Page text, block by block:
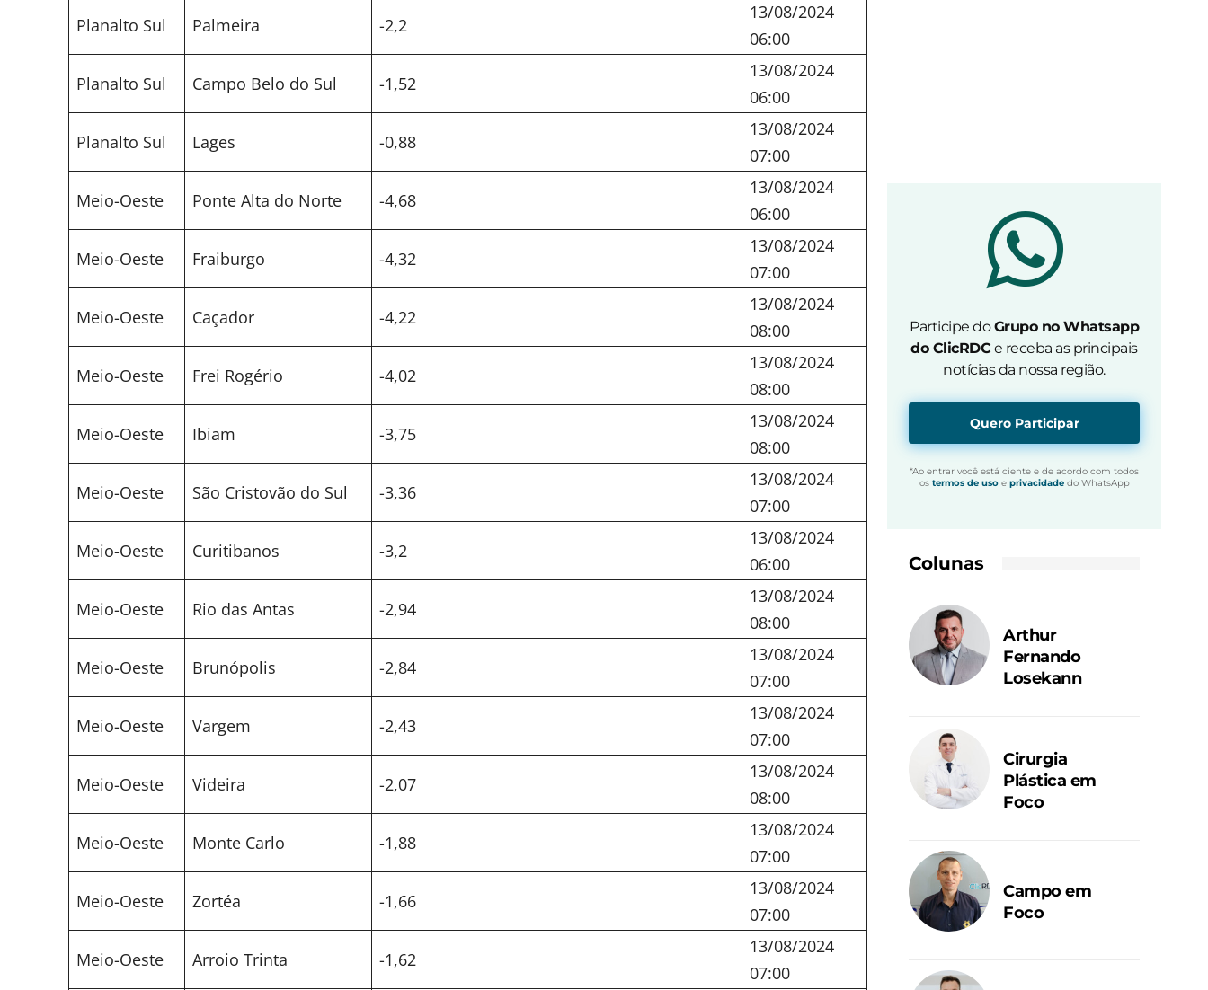
Planalto Sul Palmeira -2,2
13/08/2024
06:00
Planalto Sul Campo Belo do Sul -1,52
13/08/2024
06:00
Planalto Sul Lages -0,88
13/08/2024
07:00
Meio-Oeste Ponte Alta do Norte -4,68
13/08/2024
06:00
Meio-Oeste Fraiburgo -4,32
13/08/2024
07:00
Meio-Oeste Caçador -4,22
13/08/2024
08:00
Meio-Oeste Frei Rogério -4,02
13/08/2024
08:00
Meio-Oeste Ibiam -3,75
13/08/2024
08:00
Meio-Oeste São Cristovão do Sul -3,36
13/08/2024
07:00
Meio-Oeste Curitibanos -3,2
13/08/2024
06:00
Meio-Oeste Rio das Antas -2,94
13/08/2024
08:00
Meio-Oeste Brunópolis -2,84
13/08/2024
07:00
Meio-Oeste Vargem -2,43
13/08/2024
07:00
Meio-Oeste Videira -2,07
13/08/2024
08:00
Meio-Oeste Monte Carlo -1,88
13/08/2024
07:00
Meio-Oeste Zortéa -1,66
13/08/2024
07:00
Meio-Oeste Arroio Trinta -1,62
13/08/2024
07:00
Participe doGrupo no Whatsapp
do ClicRDC e receba as principais
notícias da nossa região.
Quero Participar
*Ao entrar você está ciente e de acordo com todos
os termos de usoe privacidadedo WhatsApp
Colunas
Arthur
Fernando
Losekann
Cirurgia
Plástica em
Foco
Campo em
Foco